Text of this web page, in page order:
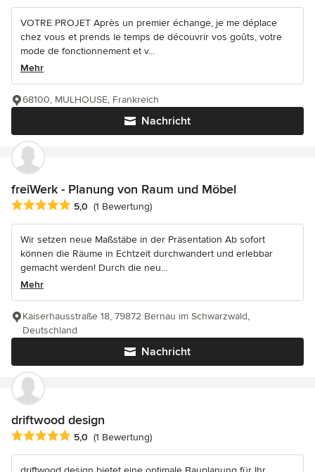
VOTRE PROJET Après un premier échange, je me déplace
chez vous et prends le temps de découvrir vos goûts, votre
mode de fonctionnement et v...
Mehr
Nachricht
68100, MULHOUSE, Frankreich
freiWerk - Planung von Raum und Möbel
Durchschnittliche Bewertung: 5 von 5 Sternen
5,0 (1 Bewertung)
Wir setzen neue Maßstäbe in der Präsentation Ab sofort
können die Räume in Echtzeit durchwandert und erlebbar
gemacht werden! Durch die neu...
Mehr
Nachricht
Kaiserhausstraße 18, 79872 Bernau im Schwarzwald,
Deutschland
driftwood design
Durchschnittliche Bewertung: 5 von 5 Sternen
5,0 (1 Bewertung)